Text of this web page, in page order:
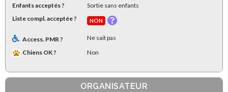
Enfants acceptés ?
Sortie sans enfants
Liste compl. acceptée ?
NON
Access. PMR ?
Ne sait pas
Chiens OK ?
Non
ORGANISATEUR